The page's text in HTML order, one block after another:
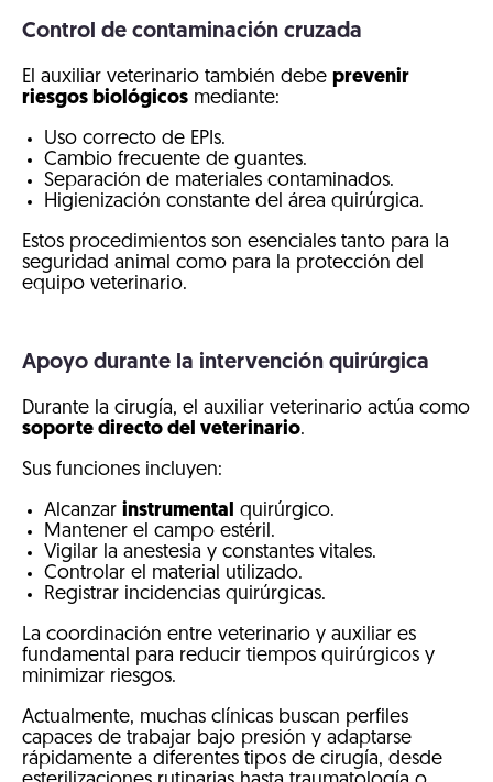
Control de contaminación cruzada
El auxiliar veterinario también debe prevenir
riesgos biológicos mediante:
Uso correcto de EPIs.
Cambio frecuente de guantes.
Separación de materiales contaminados.
Higienización constante del área quirúrgica.
Estos procedimientos son esenciales tanto para la
seguridad animal como para la protección del
equipo veterinario.
Apoyo durante la intervención quirúrgica
Durante la cirugía, el auxiliar veterinario actúa como
soporte directo del veterinario.
Sus funciones incluyen:
Alcanzar instrumental
quirúrgico.
Mantener el campo estéril.
Vigilar la anestesia y constantes vitales.
Controlar el material utilizado.
Registrar incidencias quirúrgicas.
La coordinación entre veterinario y auxiliar es
fundamental para reducir tiempos quirúrgicos y
minimizar riesgos.
Actualmente, muchas clínicas buscan perfiles
capaces de trabajar bajo presión y adaptarse
rápidamente a diferentes tipos de cirugía, desde